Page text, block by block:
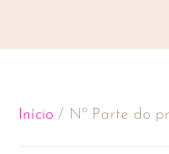
Início / Nº Parte do